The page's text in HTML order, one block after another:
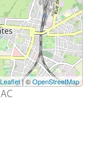
Leaflet| ©OpenStreetMap